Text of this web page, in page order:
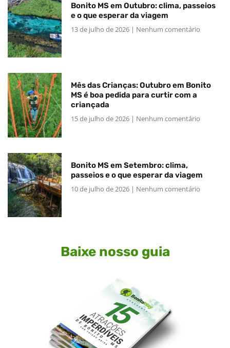
Bonito MS em Outubro: clima, passeios
e o que esperar da viagem
13 de julho de 2026
Nenhum comentário
Mês das Crianças: Outubro em Bonito
MS é boa pedida para curtir com a
criançada
15 de julho de 2026
Nenhum comentário
Bonito MS em Setembro: clima,
passeios e o que esperar da viagem
10 de julho de 2026
Nenhum comentário
Baixe nosso guia